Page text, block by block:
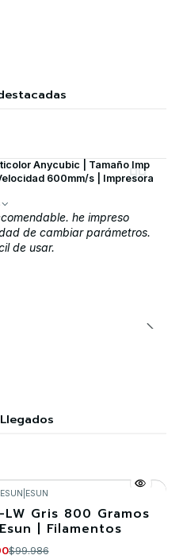
Anycubic | Tamaño Imp
600mm/s | Impresora
he impreso
de cambiar parámetros.
de usar.
ESUN
Gris 800 Gramos
| Filamentos
$99.986